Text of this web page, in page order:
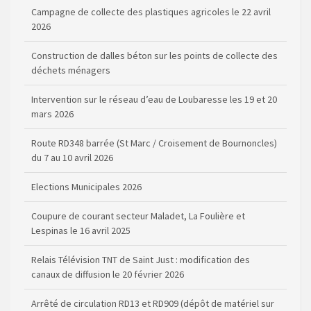
Construction de dalles béton sur les points de collecte des
déchets ménagers
Intervention sur le réseau d’eau de Loubaresse les 19 et 20
mars 2026
Route RD348 barrée (St Marc / Croisement de Bournoncles)
du 7 au 10 avril 2026
Elections Municipales 2026
Coupure de courant secteur Maladet, La Foulière et
Lespinas le 16 avril 2025
Relais Télévision TNT de Saint Just : modification des
canaux de diffusion le 20 février 2026
Arrêté de circulation RD13 et RD909 (dépôt de matériel sur
la voirie)
Règlementation de la Pêche (dates d’ouverture et